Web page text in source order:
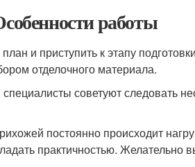
работы
и приступить к этапу
отделочного материала.
советуют следовать
постоянно происходит
практичностью. Желательно